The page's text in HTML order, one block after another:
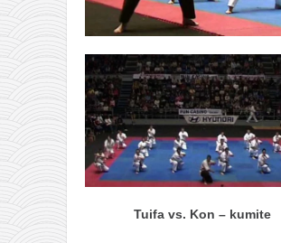
sai
timbei rochin
tsunami dojo
program
snimci nastupa
galerija klubaTuifa vs. Kon – kumite